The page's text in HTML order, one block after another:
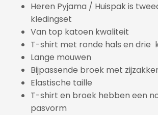
Heren Pyjama / Huispak is
kledingset
Van top katoen kwaliteit
T-shirt met ronde hals en drie
Lange mouwen
Bijpassende broek met
Elastische taille
T-shirt en broek hebben een
pasvorm